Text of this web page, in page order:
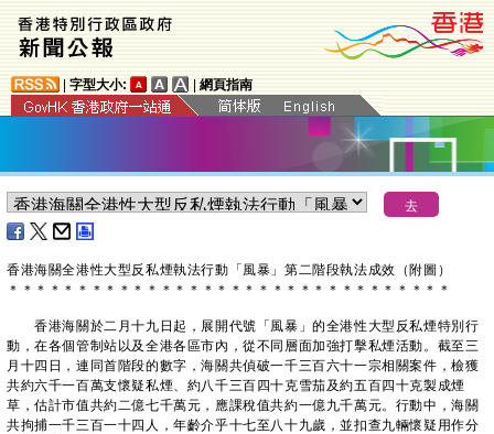
字型大小: 網頁指南
​香港海關全港性大型反私煙執法行動「風暴」第二階段執法成效（附圖）
＊ ＊ ＊ ＊ ＊ ＊ ＊ ＊ ＊ ＊ ＊ ＊ ＊ ＊ ＊ ＊ ＊ ＊ ＊ ＊ ＊ ＊ ＊ ＊ ＊ ＊ ＊ ＊ ＊ ＊ ＊ ＊
香港海關於二月十九日起，展開代號「風暴」的全港性大型反私煙特別行
動，在各個管制站以及全港各區市內，從不同層面加強打擊私煙活動。截至三
月十四日，連同首階段的數字，海關共偵破一千三百六十一宗相關案件，檢獲
共約六千一百萬支懷疑私煙、約八千三百四十克雪茄及約五百四十克製成煙
草，估計市值共約二億七千萬元，應課稅值共約一億九千萬元。行動中，海關
共拘捕一千三百一十四人，年齡介乎十七至八十九歲，並扣查九輛懷疑用作分